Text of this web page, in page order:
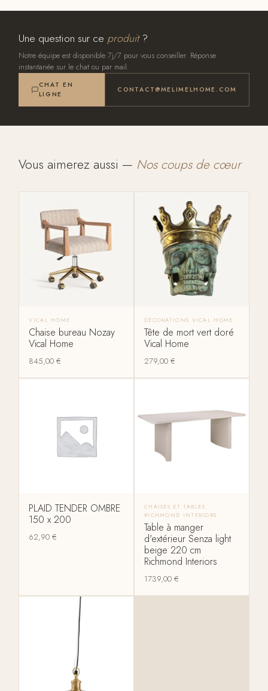
Une question sur ce produit?
Notre équipe est disponible 7j/7 pour vous conseiller. Réponse
instantanée sur le chat ou par mail.
CHAT EN
LIGNE
CONTACT@MELIMELHOME.COM
Vous aimerez aussi — Nos coups de cœur
VICAL HOME
Chaise bureau Nozay
Vical Home
845,00€
DÉCORATIONS VICAL HOME
Tête de mort vert doré
Vical Home
279,00 €
PLAID TENDER OMBRE
150 x 200
62,90€
CHAISES ET TABLES
RICHMOND INTERIORS
Table à manger
d'extérieur Senza light
beige 220 cm
Richmond Interiors
1739,00 €